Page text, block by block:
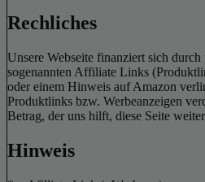
Rechliches
Unsere Webseite finanziert sich
sogenannten Affiliate Links
oder einem Hinweis auf Amazon
Produktlinks bzw. Werbeanzeigen
Betrag, der uns hilft, diese Seite
Hinweis